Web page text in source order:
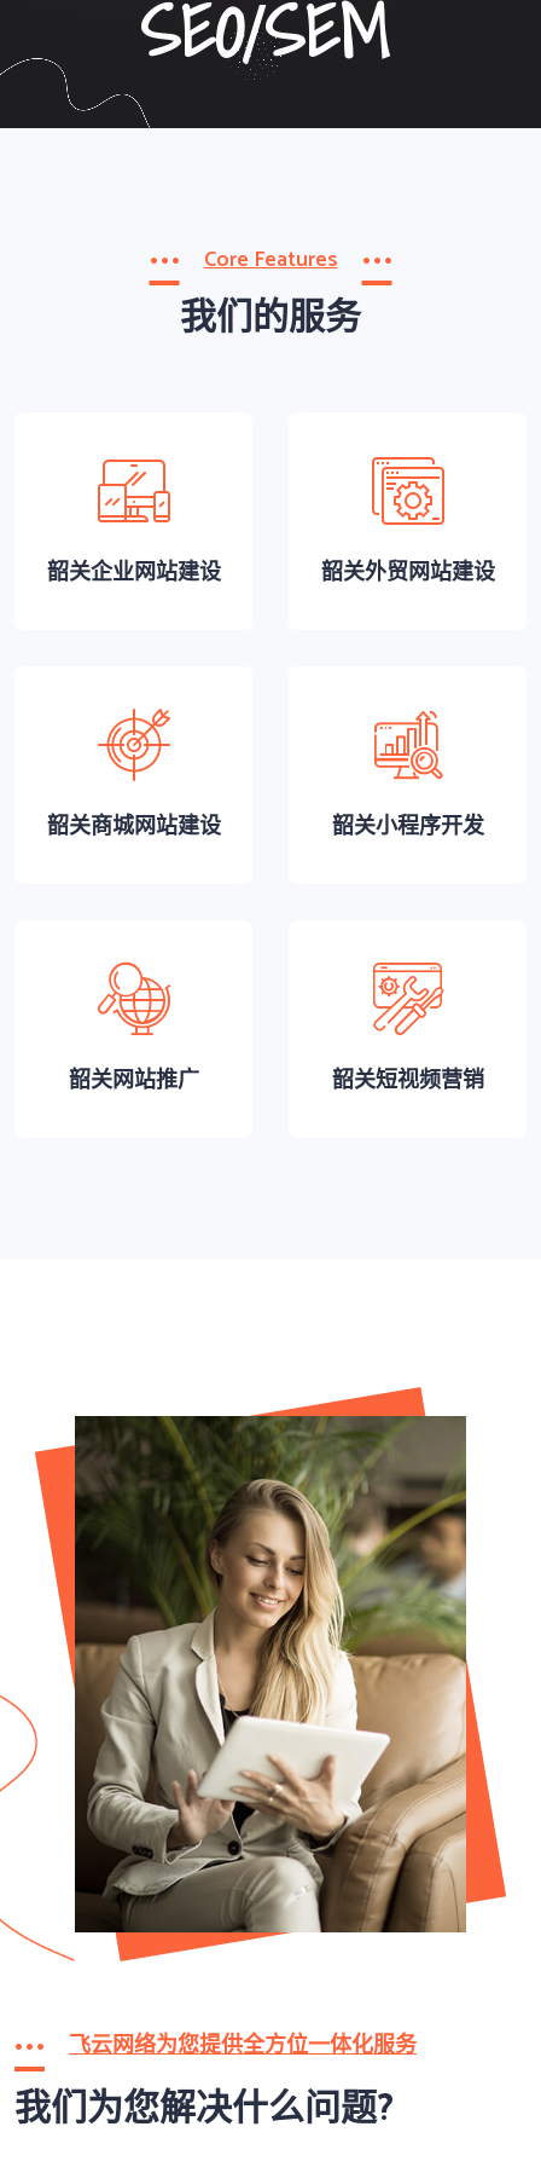
APPLET
SEO/SEM
MANAGEMENT
Core Features
我们的服务
韶关企业网站建设 韶关外贸网站建设
韶关商城网站建设 韶关小程序开发
韶关网站推广 韶关短视频营销
飞云网络为您提供全方位一体化服务
我们为您解决什么问题?